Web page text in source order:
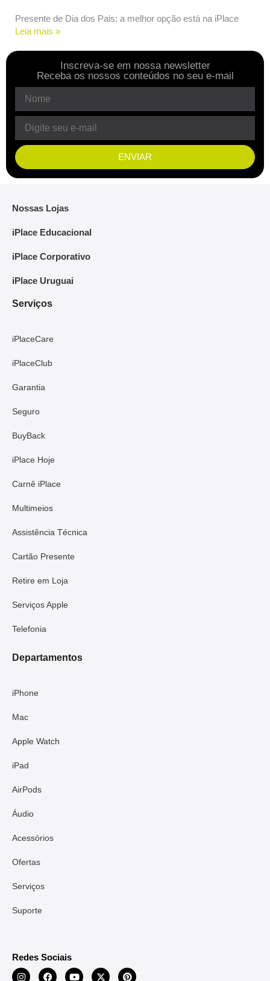
Presente de Dia dos Pais: a melhor opção está na iPlace
Leia mais »
Inscreva-se em nossa newsletter
Receba os nossos conteúdos no seu e-mail
ENVIAR
Nossas Lojas
iPlace Educacional
iPlace Corporativo
iPlace Uruguai
Serviços
iPlaceCare
iPlaceClub
Garantia
Seguro
BuyBack
iPlace Hoje
Carnê iPlace
Multimeios
Assistência Técnica
Cartão Presente
Retire em Loja
Serviços Apple
Telefonia
Departamentos
iPhone
Mac
Apple Watch
iPad
AirPods
Áudio
Acessórios
Ofertas
Serviços
Suporte
Redes Sociais